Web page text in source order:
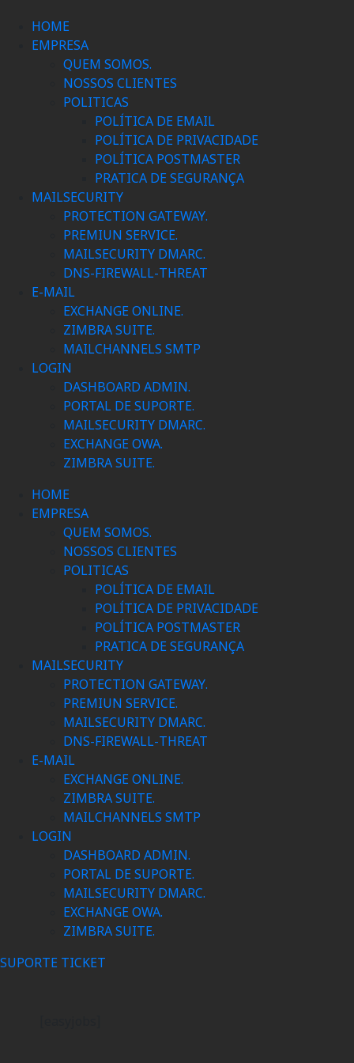
HOME
EMPRESA
QUEM SOMOS.
NOSSOS CLIENTES
POLITICAS
POLÍTICA DE EMAIL
POLÍTICA DE PRIVACIDADE
POLÍTICA POSTMASTER
PRATICA DE SEGURANÇA
MAILSECURITY
PROTECTION GATEWAY.
PREMIUN SERVICE.
MAILSECURITY DMARC.
DNS-FIREWALL-THREAT
E-MAIL
EXCHANGE ONLINE.
ZIMBRA SUITE.
MAILCHANNELS SMTP
LOGIN
DASHBOARD ADMIN.
PORTAL DE SUPORTE.
MAILSECURITY DMARC.
EXCHANGE OWA.
ZIMBRA SUITE.
HOME
EMPRESA
QUEM SOMOS.
NOSSOS CLIENTES
POLITICAS
POLÍTICA DE EMAIL
POLÍTICA DE PRIVACIDADE
POLÍTICA POSTMASTER
PRATICA DE SEGURANÇA
MAILSECURITY
PROTECTION GATEWAY.
PREMIUN SERVICE.
MAILSECURITY DMARC.
DNS-FIREWALL-THREAT
E-MAIL
EXCHANGE ONLINE.
ZIMBRA SUITE.
MAILCHANNELS SMTP
LOGIN
DASHBOARD ADMIN.
PORTAL DE SUPORTE.
MAILSECURITY DMARC.
EXCHANGE OWA.
ZIMBRA SUITE.
SUPORTE TICKET